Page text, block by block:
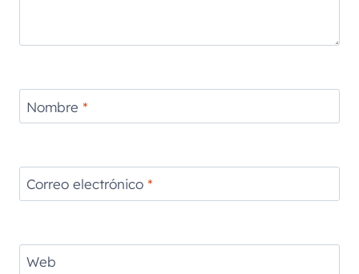
Nombre *
Correo electrónico *
Web